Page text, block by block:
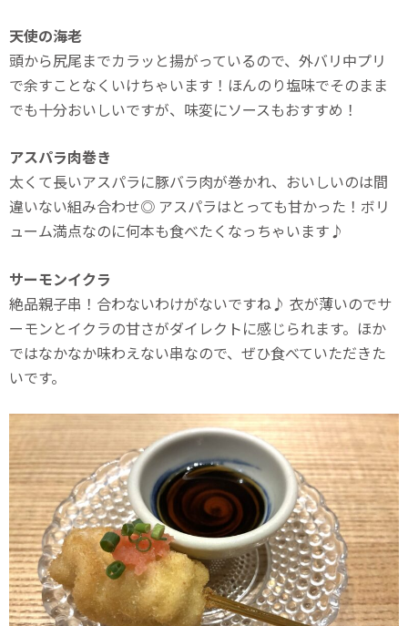
天使の海老
頭から尻尾までカラッと揚がっているので、外バリ中プリ
で余すことなくいけちゃいます！ほんのり塩味でそのまま
でも十分おいしいですが、味変にソースもおすすめ！
アスパラ肉巻き
太くて長いアスパラに豚バラ肉が巻かれ、おいしいのは間
違いない組み合わせ◎ アスパラはとっても甘かった！ボリ
ューム満点なのに何本も食べたくなっちゃいます♪
サーモンイクラ
絶品親子串！合わないわけがないですね♪ 衣が薄いのでサ
ーモンとイクラの甘さがダイレクトに感じられます。ほか
ではなかなか味わえない串なので、ぜひ食べていただきた
いです。